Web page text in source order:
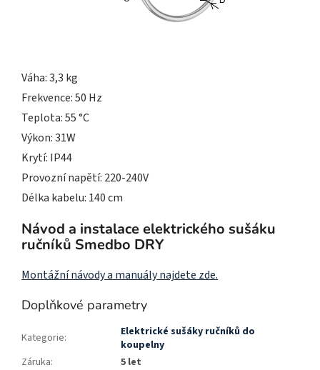
Váha: 3,3 kg
Frekvence: 50 Hz
Teplota: 55 °C
Výkon: 31W
Krytí: IP44
Provozní napětí: 220-240V
Délka kabelu: 140 cm
Návod a instalace elektrického sušáku
ručníků Smedbo DRY
Montážní návody a manuály najdete zde.
Doplňkové parametry
Kategorie:
Elektrické sušáky ručníků do
koupelny
Záruka:
5 let